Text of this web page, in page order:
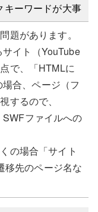
キーワードが大事
題があります。
イト（YouTube
で、「HTMLに
合、ページ（フ
するので、
ファイルへの
の場合「サイト
移先のページ名な